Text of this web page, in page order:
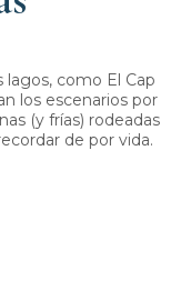
como El Cap
los escenarios por
(y frías) rodeadas
de por vida.